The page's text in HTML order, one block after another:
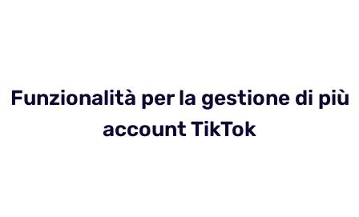
Funzionalità per la gestione di più
account TikTok